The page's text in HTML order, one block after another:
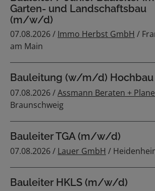
Garten- und Landschaftsbau
(m/w/d)
07.08.2026 / Immo Herbst GmbH /
am Main
Bauleitung (w/m/d) Hochbau
07.08.2026 /Assmann Beraten +
Braunschweig
Bauleiter TGA (m/w/d)
07.08.2026 / Lauer GmbH /
Bauleiter HKLS (m/w/d)